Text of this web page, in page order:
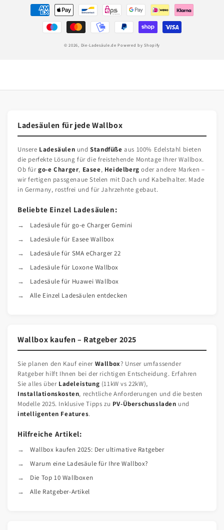
Zahlungsmethoden
© 2026, Die-Ladesäule.de Powered by Shopify
Ladesäulen für jede Wallbox
Unsere Ladesäulen undStandfüße aus 100% Edelstahl bieten
die perfekte Lösung für die freistehende Montage Ihrer Wallbox.
Ob fürgo-e Charger, Easee, Heidelberg oder andere Marken –
wir fertigen passgenaue Stelen mit Dach und Kabelhalter. Made
in Germany, rostfrei und für Jahrzehnte gebaut.
Beliebte Einzel Ladesäulen:
Ladesäule für go-e Charger Gemini
Ladesäule für Easee Wallbox
Ladesäule für SMA eCharger 22
Ladesäule für Loxone Wallbox
Ladesäule für Huawei Wallbox
Alle Einzel Ladesäulen entdecken
Wallbox kaufen – Ratgeber 2025
Sie planen den Kauf einer Wallbox? Unser umfassender
Ratgeber hilft Ihnen bei der richtigen Entscheidung. Erfahren
Sie alles über Ladeleistung (11kW vs 22kW),
Installationskosten, rechtliche Anforderungen und die besten
Modelle 2025. Inklusive Tipps zu PV-Überschussladen und
intelligenten Features.
Hilfreiche Artikel:
Wallbox kaufen 2025: Der ultimative Ratgeber
Warum eine Ladesäule für Ihre Wallbox?
Die Top 10 Wallboxen
Alle Ratgeber-Artikel